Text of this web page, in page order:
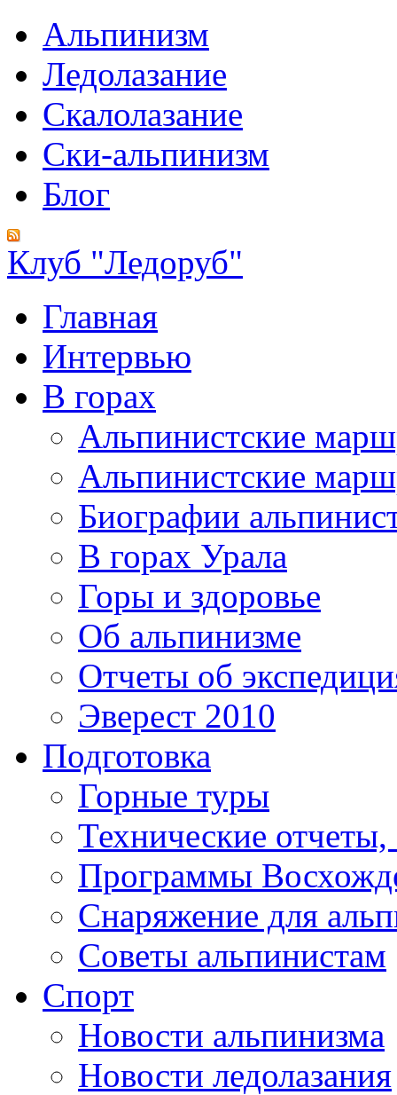
Альпинизм
Ледолазание
Скалолазание
Ски-альпинизм
Блог
Клуб "Ледоруб"
Главная
Интервью
В горах
Альпинистские
Альпинистские
Биографии
В горах Урала
Горы и здоровье
Об альпинизме
Отчеты об
Эверест 2010
Подготовка
Горные туры
Технические
Программы
Снаряжение для
Советы альпинистам
Спорт
Новости альпинизма
Новости ледолазания